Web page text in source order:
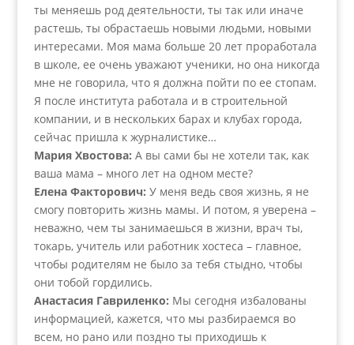
ты меняешь род деятельности, ты так или иначе
растешь, ты обрастаешь новыми людьми, новыми
интересами. Моя мама больше 20 лет проработала
в школе, ее очень уважают ученики, но она никогда
мне не говорила, что я должна пойти по ее стопам.
Я после института работала и в строительной
компании, и в нескольких барах и клубах города,
сейчас пришла к журналистике…
Мария Хвостова: А вы сами бы не хотели так, как
ваша мама – много лет на одном месте?
Елена Факторович: У меня ведь своя жизнь, я не
смогу повторить жизнь мамы. И потом, я уверена –
неважно, чем ты занимаешься в жизни, врач ты,
токарь, учитель или работник хостеса – главное,
чтобы родителям не было за тебя стыдно, чтобы
они тобой гордились.
Анастасия Гавриленко: Мы сегодня избалованы
информацией, кажется, что мы разбираемся во
всем, но рано или поздно ты приходишь к